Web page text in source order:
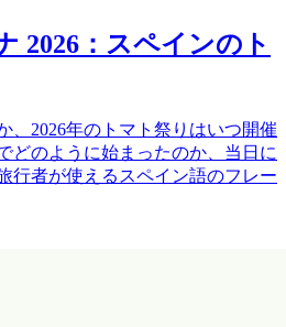
2026：スペインのト
、2026年のトマト祭りはいつ開催
どのように始まったのか、当日に
行者が使えるスペイン語のフレー